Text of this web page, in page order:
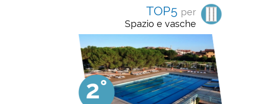
piccola, un po' in vasca grande, negli
spazi riservati al nuoto libero,
giochiamo, nuotiamo e facciamo
apnea insieme (sono stato assistente
bagnanti ed istruttore di nuoto in
gioventù, ora lo faccio per loro
come papà). Si tratta di una struttura
molto accogliente, pulita, bella,
gestita da personale di grande
professionalità, umanità e cortesia.
Ottima scelta, nel pinerolese il
meglio, secondo me.
poco professionale. la sconsiglio a
tutti coloro che amano le cose fatte
seriamente poiché é tutto
improvvisato
TOP5 per
Spazio e vasche
2°